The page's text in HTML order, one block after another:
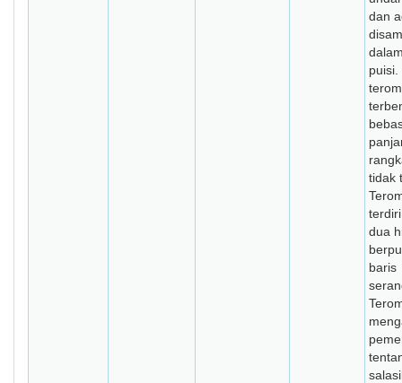
dan
puisi.
tidak
dua
baris